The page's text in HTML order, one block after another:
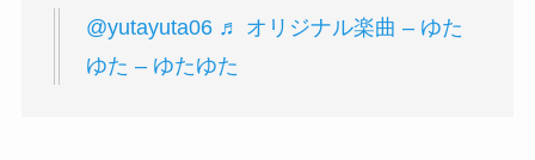
@yutayuta06 ♬ オリジナル楽曲 – ゆた
ゆた – ゆたゆた